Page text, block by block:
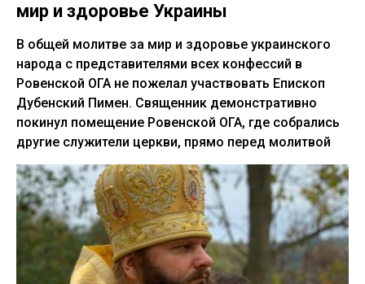
мир и здоровье Украины
В общей молитве за мир и здоровье украинского
народа с представителями всех конфессий в
Ровенской ОГА не пожелал участвовать Епископ
Дубенский Пимен. Священник демонстративно
покинул помещение Ровенской ОГА, где собрались
другие служители церкви, прямо перед молитвой